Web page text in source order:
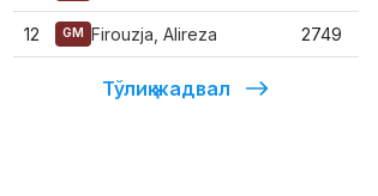
12 GM Firouzja, Alireza 2749
Тўлиқ жадвал